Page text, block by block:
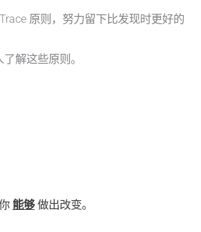
原则，努力留下比发现时更好的
解这些原则。
能够做出改变。